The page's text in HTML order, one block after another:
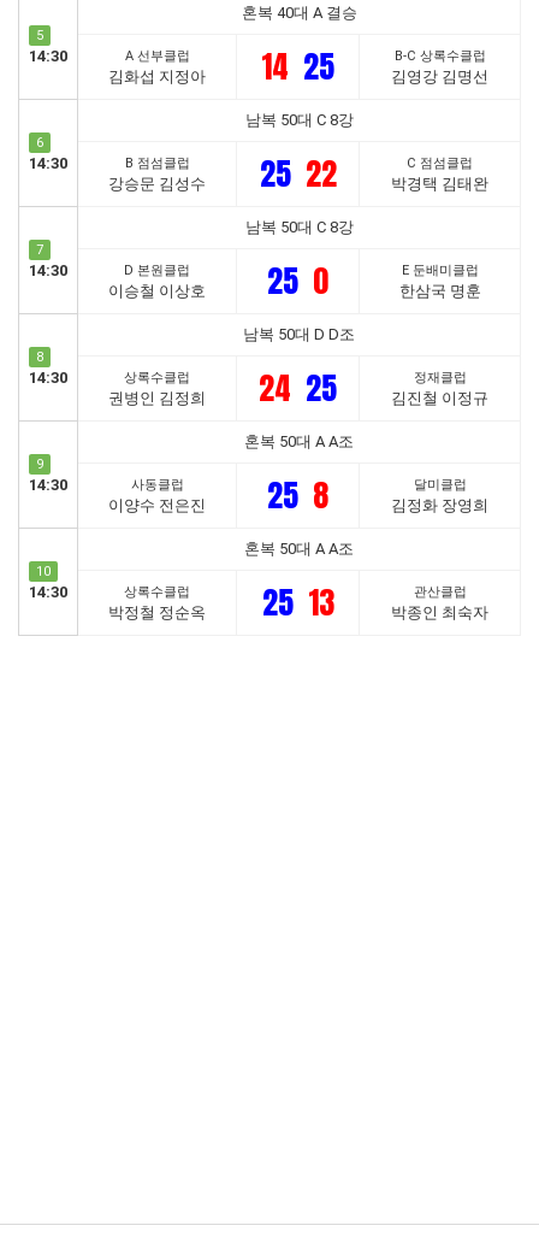
5
14:30
혼복 40대 A 결승
A 선부클럽
김화섭 지정아 14 25 B-C 상록수클럽
김영강 김명선
6
14:30
남복 50대 C 8강
B 점섬클럽
강승문 김성수 25 22 C 점섬클럽
박경택 김태완
7
14:30
남복 50대 C 8강
D 본원클럽
이승철 이상호 25 0 E 둔배미클럽
한삼국 명훈
8
14:30
남복 50대 D D조
상록수클럽
권병인 김정희 24 25 정재클럽
김진철 이정규
9
14:30
혼복 50대 A A조
사동클럽
이양수 전은진 25 8 달미클럽
김정화 장영희
10
14:30
혼복 50대 A A조
상록수클럽
박정철 정순옥 25 13 관산클럽
박종인 최숙자